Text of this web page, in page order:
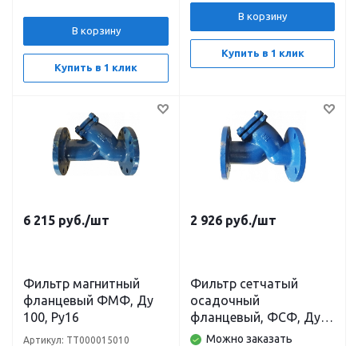
В корзину
Купить в 1 клик
В корзину
Купить в 1 клик
6 215 руб./шт
Фильтр магнитный
фланцевый ФМФ, Ду
100, Ру16
Артикул: ТТ000015010
2 926 руб./шт
Фильтр сетчатый
осадочный
фланцевый, ФСФ, Ду
40, Ру16
Можно заказать